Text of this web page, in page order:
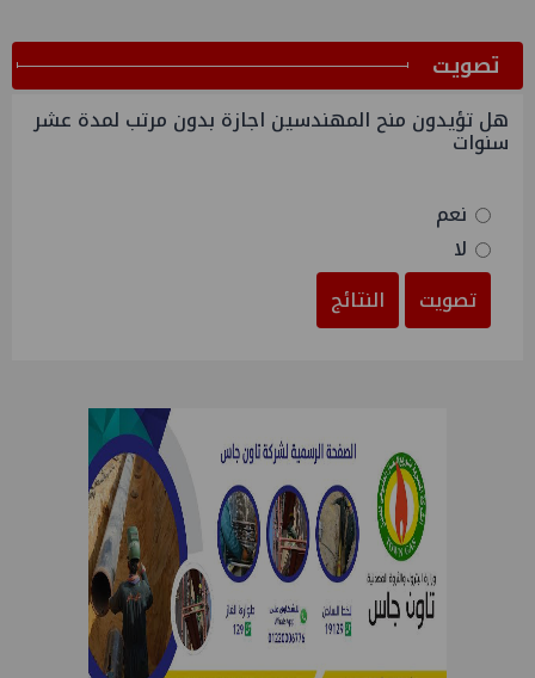
ﺗﺼﻮﻳﺖ
هل تؤيدون منح المهندسين اجازة بدون مرتب لمدة عشر
سنوات
نعم
لا
تصويت
النتائج